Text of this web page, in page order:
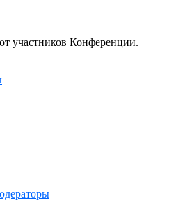
участников Конференции.